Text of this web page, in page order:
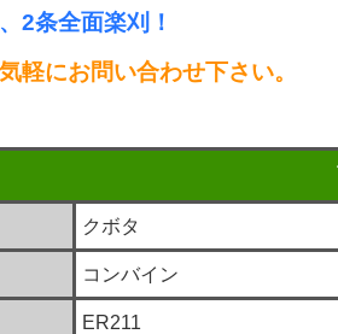
2条全面楽刈！
軽にお問い合わせ下さい。
クボタ
コンバイン
ER211